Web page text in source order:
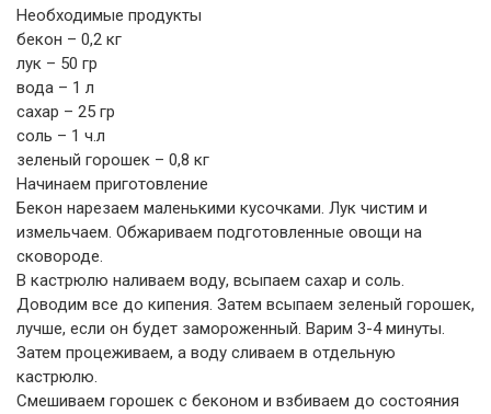
Необходимые продукты
бекон – 0,2 кг
лук – 50 гр
вода – 1 л
сахар – 25 гр
соль – 1 ч.л
зеленый горошек – 0,8 кг
Начинаем приготовление
Бекон нарезаем маленькими кусочками. Лук чистим и
измельчаем. Обжариваем подготовленные овощи на
сковороде.
В кастрюлю наливаем воду, всыпаем сахар и соль.
Доводим все до кипения. Затем всыпаем зеленый горошек,
лучше, если он будет замороженный. Варим 3-4 минуты.
Затем процеживаем, а воду сливаем в отдельную
кастрюлю.
Смешиваем горошек с беконом и взбиваем до состояния